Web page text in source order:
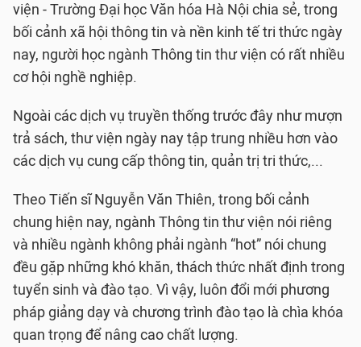
viện - Trường Đại học Văn hóa Hà Nội chia sẻ, trong
bối cảnh xã hội thông tin và nền kinh tế tri thức ngày
nay, người học ngành Thông tin thư viện có rất nhiều
cơ hội nghề nghiệp.
Ngoài các dịch vụ truyền thống trước đây như mượn
trả sách, thư viện ngày nay tập trung nhiều hơn vào
các dịch vụ cung cấp thông tin, quản trị tri thức,...
Theo Tiến sĩ Nguyễn Văn Thiên, trong bối cảnh
chung hiện nay, ngành Thông tin thư viện nói riêng
và nhiều ngành không phải ngành “hot” nói chung
đều gặp những khó khăn, thách thức nhất định trong
tuyển sinh và đào tạo. Vì vậy, luôn đổi mới phương
pháp giảng dạy và chương trình đào tạo là chìa khóa
quan trọng để nâng cao chất lượng.